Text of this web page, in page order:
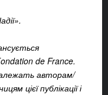
de France.
авторам/
цієї публікації і